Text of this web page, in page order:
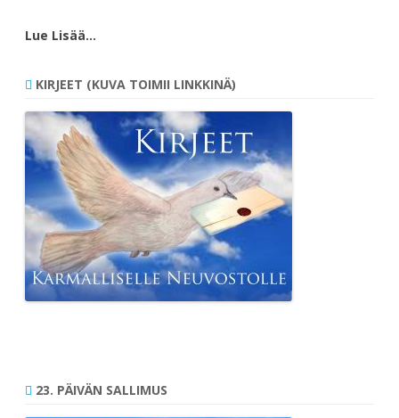
Lue Lisää…
KIRJEET (KUVA TOIMII LINKKINÄ)
23. PÄIVÄN SALLIMUS